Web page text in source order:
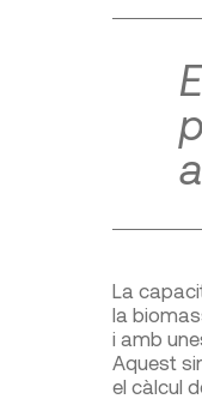
La
la
i amb
Aquest
el càlcul